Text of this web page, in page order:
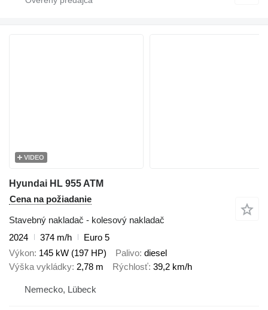
VIDEO
Hyundai HL 955 ATM
Cena na požiadanie
Stavebný nakladač - kolesový nakladač
2024
374 m/h
Euro 5
Výkon 145 kW (197 HP) Palivo diesel
Výška vykládky 2,78 m Rýchlosť 39,2 km/h
Nemecko, Lübeck